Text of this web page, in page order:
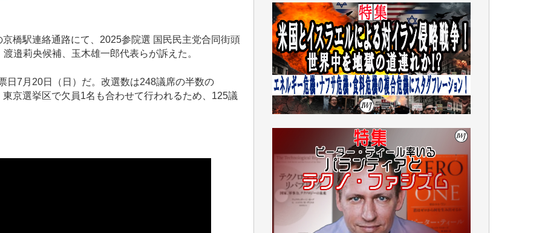
橋駅連絡通路にて、2025参院選 国民民主党合同街頭
邉莉央候補、玉木雄一郎代表らが訴えた。
7月20日（日）だ。改選数は248議席の半数の
京選挙区で欠員1名も合わせて行われるため、125議